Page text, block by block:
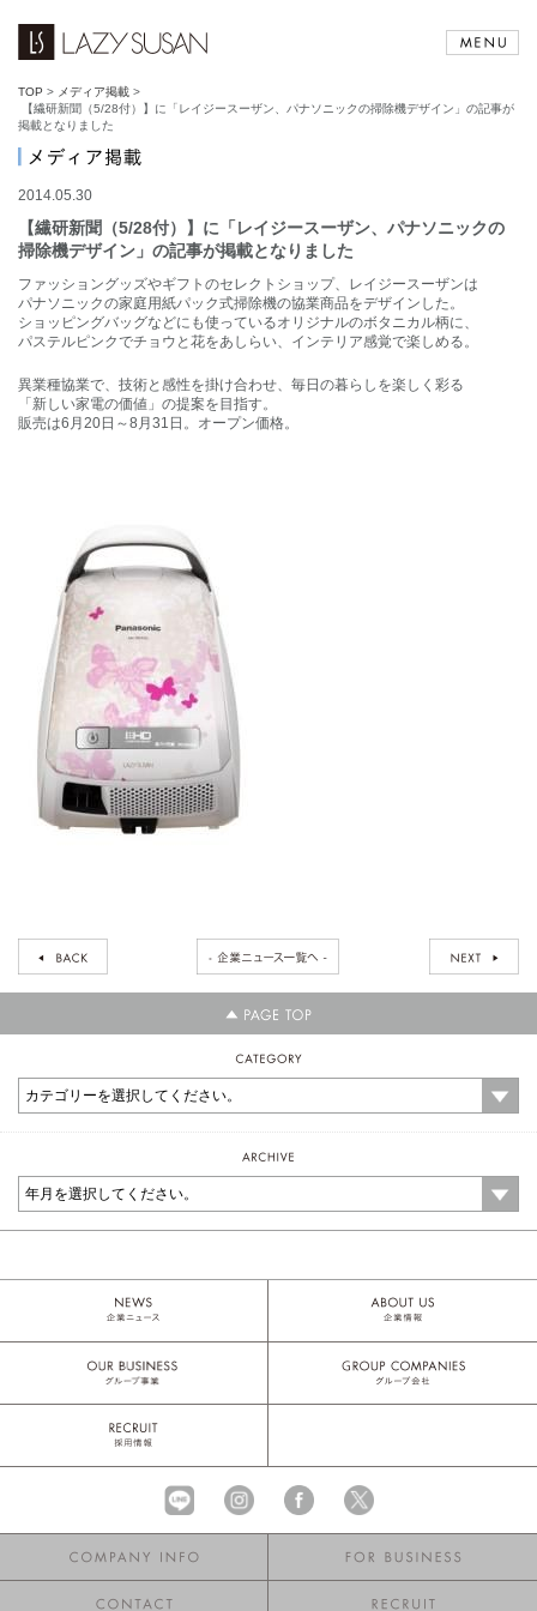
TOP > メディア掲載 >
【繊研新聞（5/28付）】に「レイジースーザン、パナソニックの掃除機デザイン」の記事が
掲載となりました
2014.05.30
【繊研新聞（5/28付）】に「レイジースーザン、パナソニックの
掃除機デザイン」の記事が掲載となりました
ファッショングッズやギフトのセレクトショップ、レイジースーザンは
パナソニックの家庭用紙パック式掃除機の協業商品をデザインした。
ショッピングバッグなどにも使っているオリジナルのボタニカル柄に、
パステルピンクでチョウと花をあしらい、インテリア感覚で楽しめる。
異業種協業で、技術と感性を掛け合わせ、毎日の暮らしを楽しく彩る
「新しい家電の価値」の提案を目指す。
販売は6月20日～8月31日。オープン価格。